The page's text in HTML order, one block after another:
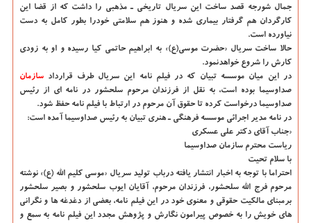
جمال شورجه قصد ساخت این سریال تاریخی ـ مذهبی را داشت که از قضا این
کارگردان هم گرفتار بیماری شده و هنوز هم سلامتی خودرا بطور کامل به دست
نیاورده است.
حالا ساخت سریال «حضرت موسی(ع)» به ابراهیم حاتمی کیا رسیده و او به زودی
کارش را شروع خواهدنمود.
در این میان موسسه تبیان که در فیلم نامه این سریال طرف قرارداد سازمان
صداوسیما بوده است، به نقل از فرزندان مرحوم سلحشور در نامه ای از رئیس
صداوسیما درخواست کرده تا حقوق آن مرحوم در ارتباط با فیلم نامه حفظ شود.
در نامه مدیر اجرائی موسسه فرهنگی ـ هنری تبیان به رئیس صداوسیما آمده است:
«جناب آقای دکتر علی عسکری
ریاست محترم سازمان صداوسیما
با سلام تحیت
احتراما با توجه به اخبار انتشار یافته درباب تولید سریال «موسی کلیم الله (ع)» نوشته
مرحوم فرج الله سلحشور، فرزندان مرحوم، آقایان ایوب سلحشور و بصیر سلحشور
برمبنای مالکیت حقوقی و معنوی خود در این فیلم نامه، بعضی از دغدغه ها و نگرانی
های خویش را به خصوص پیرامون نگارش و پژوهش مجدد این فیلم نامه به سمع و